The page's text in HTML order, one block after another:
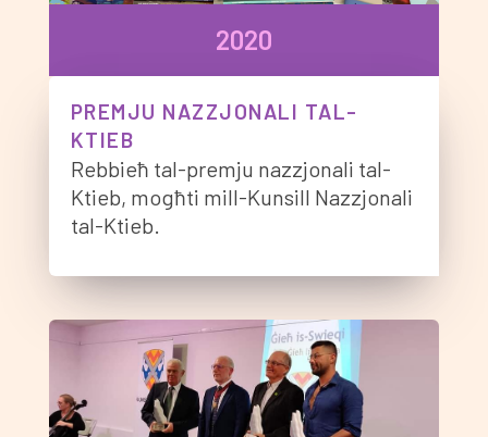
2020
PREMJU NAZZJONALI TAL-
KTIEB
Rebbieħ tal-premju nazzjonali tal-
Ktieb, mogħti mill-Kunsill Nazzjonali
tal-Ktieb.